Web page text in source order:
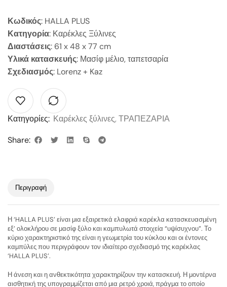
Κωδικός: HALLA PLUS
Κατηγορία: Καρέκλες Ξύλινες
Διαστάσεις: 61 x 48 x 77 cm
Υλικά κατασκευής: Μασίφ μέλιο, ταπετσαρία
Σχεδιασμός: Lorenz + Kaz
Κατηγορίες: Καρέκλες ξύλινες, ΤΡΑΠΕΖΑΡΙΑ
Share:
Περιγραφή
Η ‘HALLA PLUS’ είναι μια εξαιρετικά ελαφριά καρέκλα κατασκευασμένη
εξ’ ολοκλήρου σε μασίφ ξύλο και καμπυλωτά στοιχεία “υψίσυχνου”. Το
κύριο χαρακτηριστικό της είναι η γεωμετρία του κύκλου και οι έντονες
καμπύλες που περιγράφουν τον ιδιαίτερο σχεδιασμό της καρέκλας
‘HALLA PLUS’.
Η άνεση και η ανθεκτικότητα χαρακτηρίζουν την κατασκευή. Η μοντέρνα
αισθητική της υπογραμμίζεται από μια ρετρό χροιά, πράγμα το οποίο